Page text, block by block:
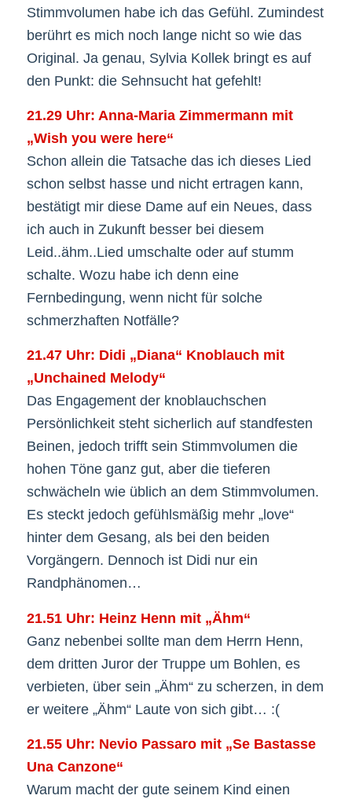
Stimmvolumen habe ich das Gefühl. Zumindest
berührt es mich noch lange nicht so wie das
Original. Ja genau, Sylvia Kollek bringt es auf
den Punkt: die Sehnsucht hat gefehlt!
21.29 Uhr: Anna-Maria Zimmermann mit
„Wish you were here“
Schon allein die Tatsache das ich dieses Lied
schon selbst hasse und nicht ertragen kann,
bestätigt mir diese Dame auf ein Neues, dass
ich auch in Zukunft besser bei diesem
Leid..ähm..Lied umschalte oder auf stumm
schalte. Wozu habe ich denn eine
Fernbedingung, wenn nicht für solche
schmerzhaften Notfälle?
21.47 Uhr: Didi „Diana“ Knoblauch mit
„Unchained Melody“
Das Engagement der knoblauchschen
Persönlichkeit steht sicherlich auf standfesten
Beinen, jedoch trifft sein Stimmvolumen die
hohen Töne ganz gut, aber die tieferen
schwächeln wie üblich an dem Stimmvolumen.
Es steckt jedoch gefühlsmäßig mehr „love“
hinter dem Gesang, als bei den beiden
Vorgängern. Dennoch ist Didi nur ein
Randphänomen…
21.51 Uhr: Heinz Henn mit „Ähm“
Ganz nebenbei sollte man dem Herrn Henn,
dem dritten Juror der Truppe um Bohlen, es
verbieten, über sein „Ähm“ zu scherzen, in dem
er weitere „Ähm“ Laute von sich gibt… :(
21.55 Uhr: Nevio Passaro mit „Se Bastasse
Una Canzone“
Warum macht der gute seinem Kind einen